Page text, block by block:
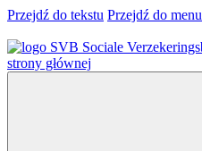
Przejdź do tekstu Przejdź do menu
strony głównej